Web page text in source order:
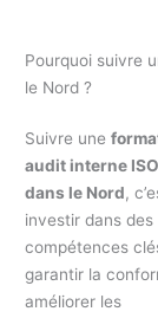
Pourquoi suivre
le Nord ?
Suivre une
audit interne
dans le Nord,
investir dans des
compétences
garantir la
améliorer les